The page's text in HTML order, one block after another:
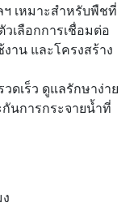
เหมาะสำหรับพืชที่
เลือกการเชื่อมต่อ
าน และโครงสร้าง
ดเร็ว ดูแลรักษาง่าย
นการกระจายน้ำที่